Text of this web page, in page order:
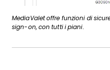
MediaValet offre funzioni di
sign-on, con tutti i piani.